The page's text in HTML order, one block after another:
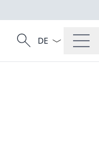
Recherche
Recherche
La langue